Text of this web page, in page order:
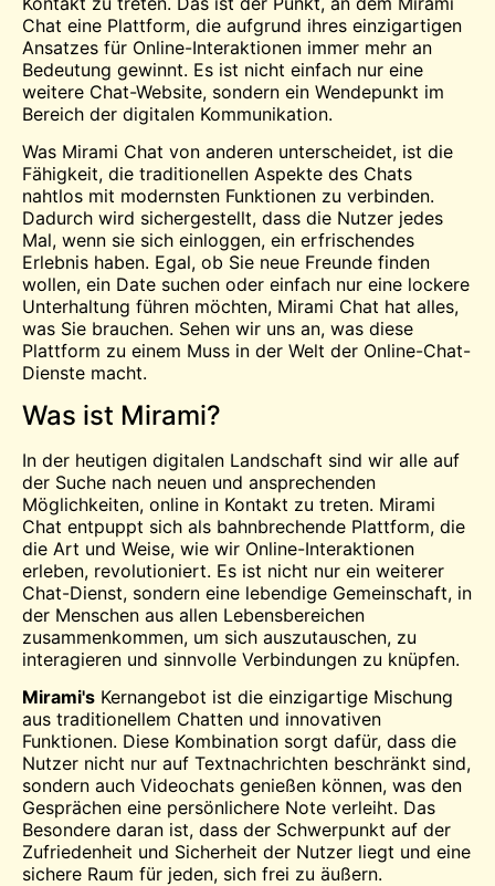
Chat eine Plattform, die aufgrund ihres einzigartigen
Ansatzes für Online-Interaktionen immer mehr an
Bedeutung gewinnt. Es ist nicht einfach nur eine
weitere Chat-Website, sondern ein Wendepunkt im
Bereich der digitalen Kommunikation.
Was Mirami Chat von anderen unterscheidet, ist die
Fähigkeit, die traditionellen Aspekte des Chats
nahtlos mit modernsten Funktionen zu verbinden.
Dadurch wird sichergestellt, dass die Nutzer jedes
Mal, wenn sie sich einloggen, ein erfrischendes
Erlebnis haben. Egal, ob Sie neue Freunde finden
wollen, ein Date suchen oder einfach nur eine lockere
Unterhaltung führen möchten, Mirami Chat hat alles,
was Sie brauchen. Sehen wir uns an, was diese
Plattform zu einem Muss in der Welt der Online-Chat-
Dienste macht.
Was ist Mirami?
In der heutigen digitalen Landschaft sind wir alle auf
der Suche nach neuen und ansprechenden
Möglichkeiten, online in Kontakt zu treten. Mirami
Chat entpuppt sich als bahnbrechende Plattform, die
die Art und Weise, wie wir Online-Interaktionen
erleben, revolutioniert. Es ist nicht nur ein weiterer
Chat-Dienst, sondern eine lebendige Gemeinschaft, in
der Menschen aus allen Lebensbereichen
zusammenkommen, um sich auszutauschen, zu
interagieren und sinnvolle Verbindungen zu knüpfen.
Mirami's Kernangebot ist die einzigartige Mischung
aus traditionellem Chatten und innovativen
Funktionen. Diese Kombination sorgt dafür, dass die
Nutzer nicht nur auf Textnachrichten beschränkt sind,
sondern auch Videochats genießen können, was den
Gesprächen eine persönlichere Note verleiht. Das
Besondere daran ist, dass der Schwerpunkt auf der
Zufriedenheit und Sicherheit der Nutzer liegt und eine
sichere Raum für jeden, sich frei zu äußern.